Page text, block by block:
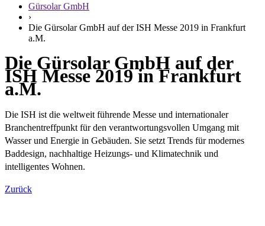
Gürsolar GmbH
›
Die Gürsolar GmbH auf der ISH Messe 2019 in Frankfurt
a.M.
Die Gürsolar GmbH auf der
ISH Messe 2019 in Frankfurt
a.M.
Die ISH ist die weltweit führende Messe und internationaler
Branchentreffpunkt für den verantwortungsvollen Umgang mit
Wasser und Energie in Gebäuden. Sie setzt Trends für modernes
Baddesign, nachhaltige Heizungs- und Klimatechnik und
intelligentes Wohnen.
Zurück